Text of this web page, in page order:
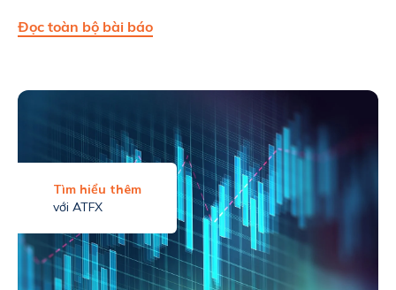
Đọc toàn bộ bài báo
Tìm hiểu thêm
với ATFX